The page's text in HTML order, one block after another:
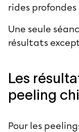
rides
Une seule
résultats
Les
peeling
Pour les